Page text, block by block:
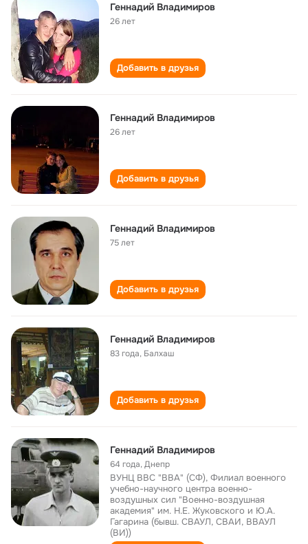
Геннадий Владимиров
26 лет
Добавить в друзья
Геннадий Владимиров
26 лет
Добавить в друзья
Геннадий Владимиров
75 лет
Добавить в друзья
Геннадий Владимиров
83 года, Балхаш
Добавить в друзья
Геннадий Владимиров
64 года,Днепр
ВУНЦ ВВС "ВВА" (СФ), Филиал военного
учебно-научного центра военно-
воздушных сил "Военно-воздушная
академия" им. Н.Е. Жуковского и Ю.А.
Гагарина (бывш. СВАУЛ, СВАИ, ВВАУЛ
(ВИ))